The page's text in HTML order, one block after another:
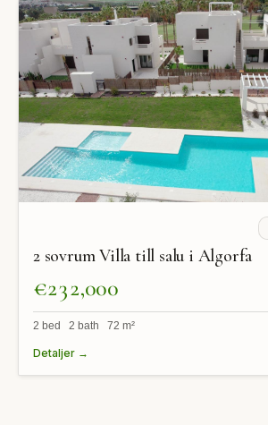
2 sovrum Villa till salu i Algorfa
€232,000
2 bed 2 bath 72 m²
Detaljer →